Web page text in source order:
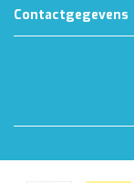
Contactgegevens